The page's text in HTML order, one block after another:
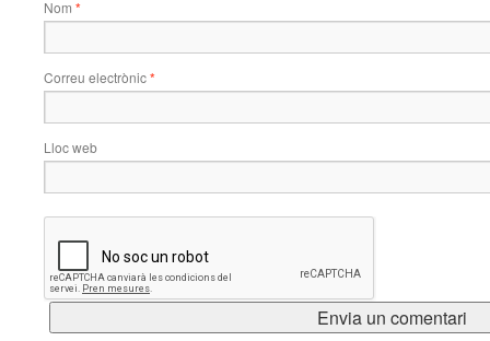
Nom *
Correu electrònic*
Lloc web